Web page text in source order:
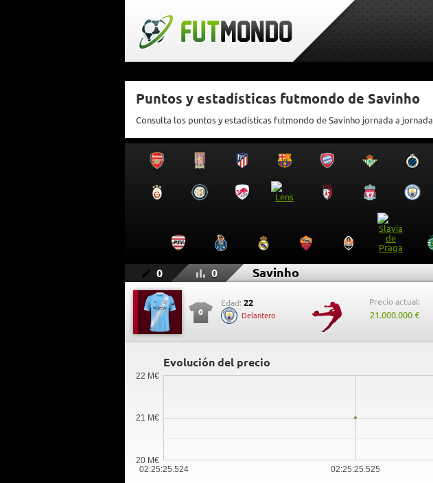
Puntos y estadísticas futmondo de Savinho
Consulta los puntos y estadísticas futmondo de Savinho jornada a jornada
0 0 Savinho
0
Edad: 22
Delantero
Precio actual:
21.000.000 €
Evolución del precio
02:25:25.524 02:25:25.525
20 M€
21 M€
22 M€